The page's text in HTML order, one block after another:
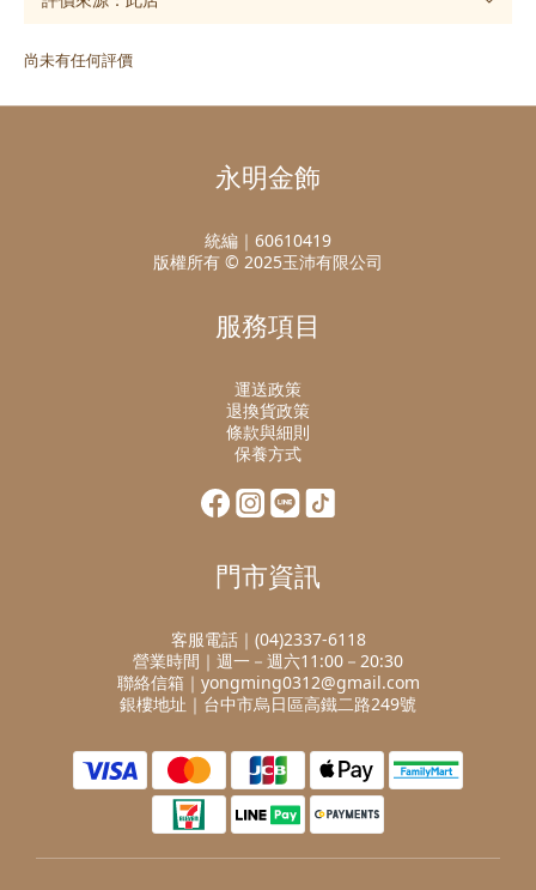
尚未有任何評價
永明金飾
統編｜60610419
版權所有 © 2025玉沛有限公司
服務項目
運送政策
退換貨政策
條款與細則
保養方式
門市資訊
客服電話｜(04)2337-6118
營業時間｜週一－週六11:00－20:30
聯絡信箱｜yongming0312@gmail.com
銀樓地址｜台中市烏日區高鐵二路249號